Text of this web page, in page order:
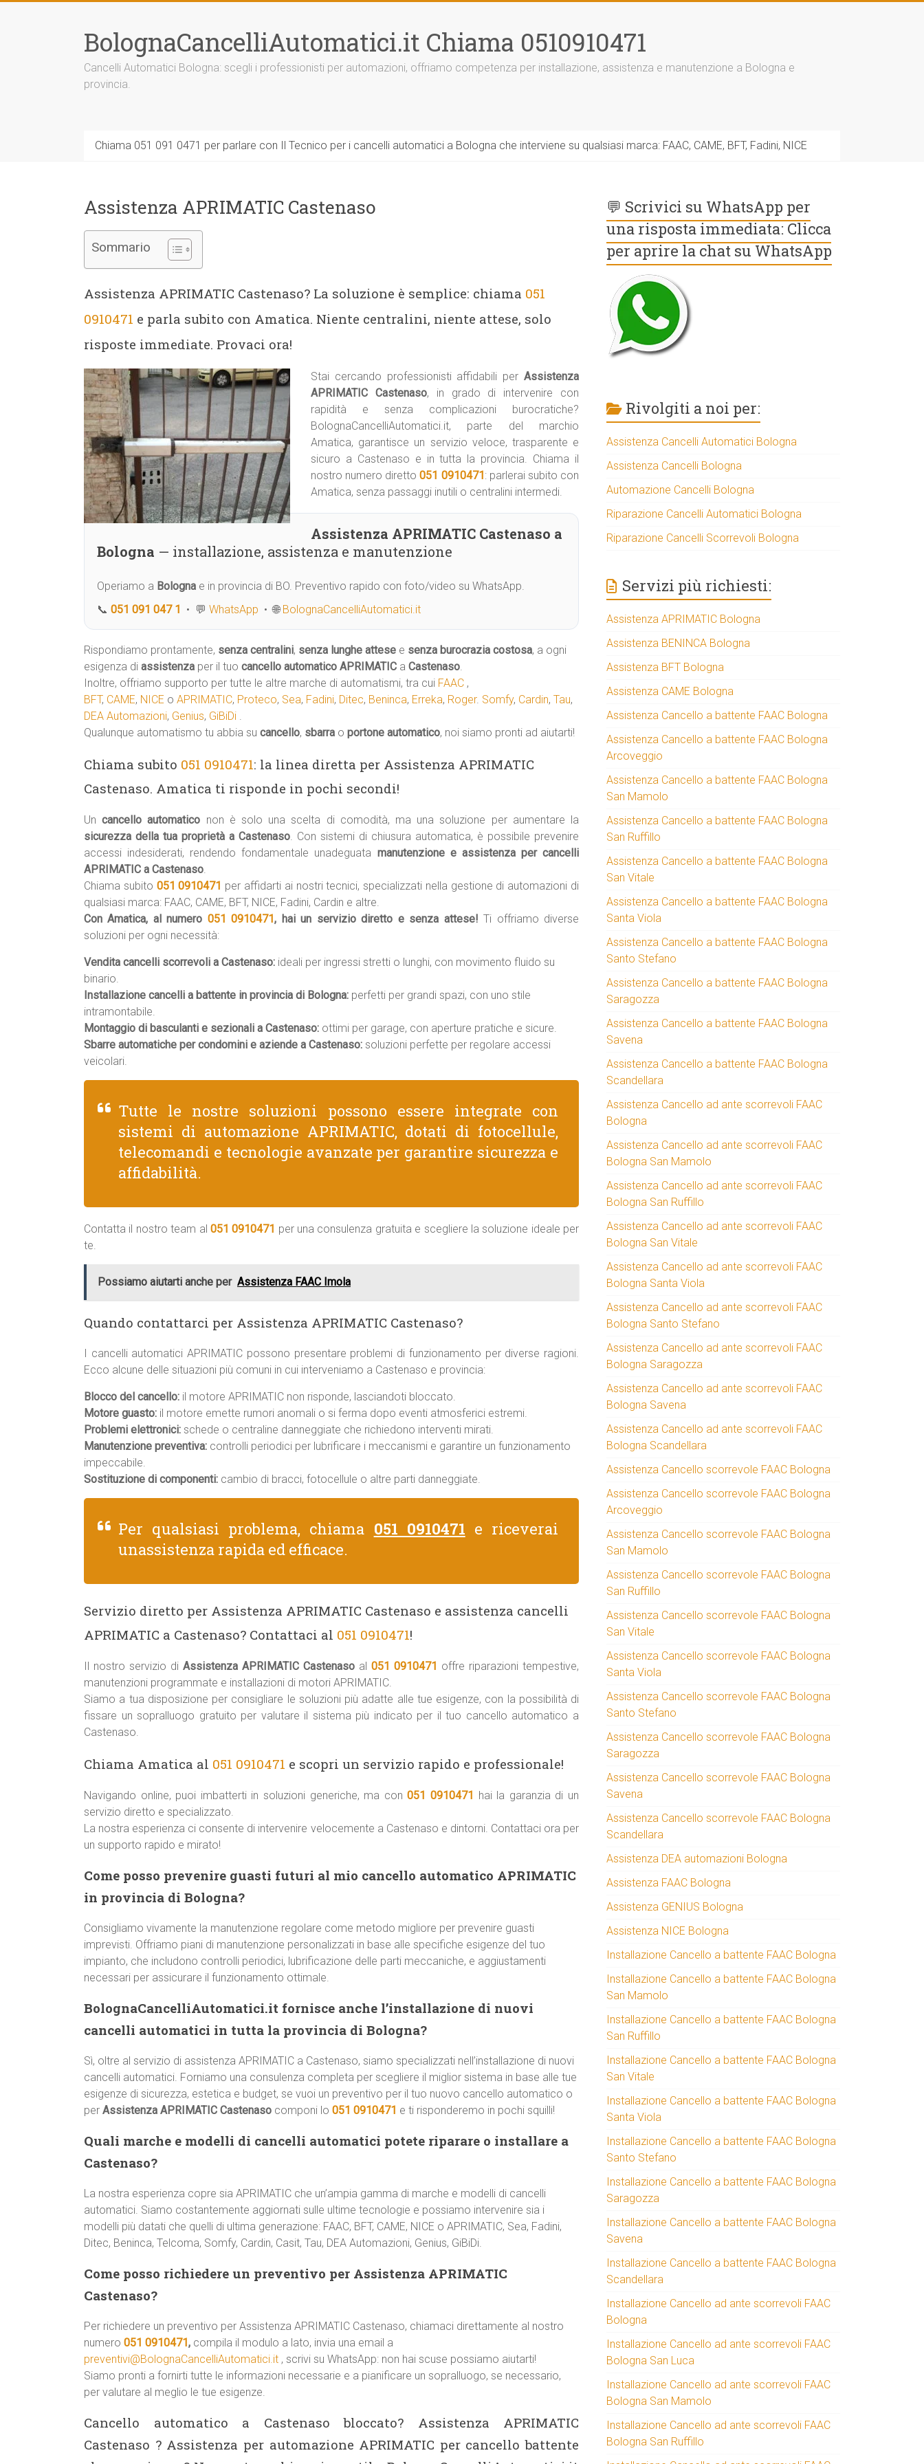
BolognaCancelliAutomatici.it Chiama 0510910471
Cancelli Automatici Bologna: scegli i professionisti per automazioni, offriamo competenza per installazione, assistenza e manutenzione a Bologna e
provincia.
Chiama 051 091 0471 per parlare con Il Tecnico per i cancelli automatici a Bologna che interviene su qualsiasi marca: FAAC, CAME, BFT, Fadini, NICE
Assistenza APRIMATIC Castenaso
Sommario
Assistenza APRIMATIC Castenaso? La soluzione è semplice: chiama 051
0910471 e parla subito con Amatica. Niente centralini, niente attese, solo
risposte immediate. Provaci ora!
Stai cercando professionisti affidabili per Assistenza
APRIMATIC Castenaso, in grado di intervenire con
rapidità e senza complicazioni burocratiche?
BolognaCancelliAutomatici.it, parte del marchio
Amatica, garantisce un servizio veloce, trasparente e
sicuro a Castenaso e in tutta la provincia. Chiama il
nostro numero diretto051 0910471: parlerai subito con
Amatica, senza passaggi inutili o centralini intermedi.
Assistenza APRIMATIC Castenaso a
Bologna — installazione, assistenza e manutenzione
Operiamo a Bologna e in provincia di BO. Preventivo rapido con foto/video su WhatsApp.
📞 051 091 047 1 • 💬 WhatsApp • 🌐 BolognaCancelliAutomatici.it
Rispondiamo prontamente, senza centralini, senza lunghe attese e senza burocrazia costosa, a ogni
esigenza di assistenza per il tuo cancello automatico APRIMATIC a Castenaso.
Inoltre, offriamo supporto per tutte le altre marche di automatismi, tra cui FAAC ,
BFT, CAME, NICE o APRIMATIC, Proteco, Sea, Fadini, Ditec, Beninca, Erreka, Roger. Somfy, Cardin, Tau,
DEA Automazioni, Genius, GiBiDi .
Qualunque automatismo tu abbia su cancello, sbarra o portone automatico, noi siamo pronti ad aiutarti!
Chiama subito 051 0910471: la linea diretta per Assistenza APRIMATIC
Castenaso. Amatica ti risponde in pochi secondi!
Uncancello automatico non è solo una scelta di comodità, ma una soluzione per aumentare la
sicurezza della tua proprietà a Castenaso. Con sistemi di chiusura automatica, è possibile prevenire
accessi indesiderati, rendendo fondamentale unadeguata manutenzione e assistenza per cancelli
APRIMATIC a Castenaso.
Chiama subito 051 0910471 per affidarti ai nostri tecnici, specializzati nella gestione di automazioni di
qualsiasi marca: FAAC, CAME, BFT, NICE, Fadini, Cardin e altre.
Con Amatica, al numero 051 0910471, hai un servizio diretto e senza attese! Ti offriamo diverse
soluzioni per ogni necessità:
Vendita cancelli scorrevoli a Castenaso: ideali per ingressi stretti o lunghi, con movimento fluido su
binario.
Installazione cancelli a battente in provincia di Bologna: perfetti per grandi spazi, con uno stile
intramontabile.
Montaggio di basculanti e sezionali a Castenaso: ottimi per garage, con aperture pratiche e sicure.
Sbarre automatiche per condomini e aziende a Castenaso: soluzioni perfette per regolare accessi
veicolari.
Tutte le nostre soluzioni possono essere integrate con
sistemi di automazione APRIMATIC, dotati di fotocellule,
telecomandi e tecnologie avanzate per garantire sicurezza e
affidabilità.
Contatta il nostro team al 051 0910471 per una consulenza gratuita e scegliere la soluzione ideale per
te.
Possiamo aiutarti anche per Assistenza FAAC Imola
Quando contattarci per Assistenza APRIMATIC Castenaso?
I cancelli automatici APRIMATIC possono presentare problemi di funzionamento per diverse ragioni.
Ecco alcune delle situazioni più comuni in cui interveniamo a Castenaso e provincia:
Blocco del cancello: il motore APRIMATIC non risponde, lasciandoti bloccato.
Motore guasto: il motore emette rumori anomali o si ferma dopo eventi atmosferici estremi.
Problemi elettronici: schede o centraline danneggiate che richiedono interventi mirati.
Manutenzione preventiva: controlli periodici per lubrificare i meccanismi e garantire un funzionamento
impeccabile.
Sostituzione di componenti: cambio di bracci, fotocellule o altre parti danneggiate.
Per qualsiasi problema, chiama 051 0910471 e riceverai
unassistenza rapida ed efficace.
Servizio diretto per Assistenza APRIMATIC Castenaso e assistenza cancelli
APRIMATIC a Castenaso? Contattaci al 051 0910471!
Il nostro servizio di Assistenza APRIMATIC Castenaso al 051 0910471 offre riparazioni tempestive,
manutenzioni programmate e installazioni di motori APRIMATIC.
Siamo a tua disposizione per consigliare le soluzioni più adatte alle tue esigenze, con la possibilità di
fissare un sopralluogo gratuito per valutare il sistema più indicato per il tuo cancello automatico a
Castenaso.
Chiama Amatica al 051 0910471 e scopri un servizio rapido e professionale!
Navigando online, puoi imbatterti in soluzioni generiche, ma con051 0910471 hai la garanzia di un
servizio diretto e specializzato.
La nostra esperienza ci consente di intervenire velocemente a Castenaso e dintorni. Contattaci ora per
un supporto rapido e mirato!
Come posso prevenire guasti futuri al mio cancello automatico APRIMATIC
in provincia di Bologna?
Consigliamo vivamente la manutenzione regolare come metodo migliore per prevenire guasti
imprevisti. Offriamo piani di manutenzione personalizzati in base alle specifiche esigenze del tuo
impianto, che includono controlli periodici, lubrificazione delle parti meccaniche, e aggiustamenti
necessari per assicurare il funzionamento ottimale.
BolognaCancelliAutomatici.it fornisce anche l’installazione di nuovi
cancelli automatici in tutta la provincia di Bologna?
Sì, oltre al servizio di assistenza APRIMATIC a Castenaso, siamo specializzati nell’installazione di nuovi
cancelli automatici. Forniamo una consulenza completa per scegliere il miglior sistema in base alle tue
esigenze di sicurezza, estetica e budget, se vuoi un preventivo per il tuo nuovo cancello automatico o
per Assistenza APRIMATIC Castenaso componi lo 051 0910471 e ti risponderemo in pochi squilli!
Quali marche e modelli di cancelli automatici potete riparare o installare a
Castenaso?
La nostra esperienza copre sia APRIMATIC che un’ampia gamma di marche e modelli di cancelli
automatici. Siamo costantemente aggiornati sulle ultime tecnologie e possiamo intervenire sia i
modelli più datati che quelli di ultima generazione: FAAC, BFT, CAME, NICE o APRIMATIC, Sea, Fadini,
Ditec, Beninca, Telcoma, Somfy, Cardin, Casit, Tau, DEA Automazioni, Genius, GiBiDi.
Come posso richiedere un preventivo per Assistenza APRIMATIC
Castenaso?
Per richiedere un preventivo per Assistenza APRIMATIC Castenaso, chiamaci direttamente al nostro
numero 051 0910471, compila il modulo a lato, invia una email a
preventivi@BolognaCancelliAutomatici.it , scrivi su WhatsApp: non hai scuse possiamo aiutarti!
Siamo pronti a fornirti tutte le informazioni necessarie e a pianificare un sopralluogo, se necessario,
per valutare al meglio le tue esigenze.
Cancello automatico a Castenaso bloccato? Assistenza APRIMATIC
Castenaso ? Assistenza per automazione APRIMATIC per cancello battente
💬 Scrivici su WhatsApp per
una risposta immediata: Clicca
per aprire la chat su WhatsApp
Rivolgiti a noi per:
Assistenza Cancelli Automatici Bologna
Assistenza Cancelli Bologna
Automazione Cancelli Bologna
Riparazione Cancelli Automatici Bologna
Riparazione Cancelli Scorrevoli Bologna
Servizi più richiesti:
Assistenza APRIMATIC Bologna
Assistenza BENINCA Bologna
Assistenza BFT Bologna
Assistenza CAME Bologna
Assistenza Cancello a battente FAAC Bologna
Assistenza Cancello a battente FAAC Bologna
Arcoveggio
Assistenza Cancello a battente FAAC Bologna
San Mamolo
Assistenza Cancello a battente FAAC Bologna
San Ruffillo
Assistenza Cancello a battente FAAC Bologna
San Vitale
Assistenza Cancello a battente FAAC Bologna
Santa Viola
Assistenza Cancello a battente FAAC Bologna
Santo Stefano
Assistenza Cancello a battente FAAC Bologna
Saragozza
Assistenza Cancello a battente FAAC Bologna
Savena
Assistenza Cancello a battente FAAC Bologna
Scandellara
Assistenza Cancello ad ante scorrevoli FAAC
Bologna
Assistenza Cancello ad ante scorrevoli FAAC
Bologna San Mamolo
Assistenza Cancello ad ante scorrevoli FAAC
Bologna San Ruffillo
Assistenza Cancello ad ante scorrevoli FAAC
Bologna San Vitale
Assistenza Cancello ad ante scorrevoli FAAC
Bologna Santa Viola
Assistenza Cancello ad ante scorrevoli FAAC
Bologna Santo Stefano
Assistenza Cancello ad ante scorrevoli FAAC
Bologna Saragozza
Assistenza Cancello ad ante scorrevoli FAAC
Bologna Savena
Assistenza Cancello ad ante scorrevoli FAAC
Bologna Scandellara
Assistenza Cancello scorrevole FAAC Bologna
Assistenza Cancello scorrevole FAAC Bologna
Arcoveggio
Assistenza Cancello scorrevole FAAC Bologna
San Mamolo
Assistenza Cancello scorrevole FAAC Bologna
San Ruffillo
Assistenza Cancello scorrevole FAAC Bologna
San Vitale
Assistenza Cancello scorrevole FAAC Bologna
Santa Viola
Assistenza Cancello scorrevole FAAC Bologna
Santo Stefano
Assistenza Cancello scorrevole FAAC Bologna
Saragozza
Assistenza Cancello scorrevole FAAC Bologna
Savena
Assistenza Cancello scorrevole FAAC Bologna
Scandellara
Assistenza DEA automazioni Bologna
Assistenza FAAC Bologna
Assistenza GENIUS Bologna
Assistenza NICE Bologna
Installazione Cancello a battente FAAC Bologna
Installazione Cancello a battente FAAC Bologna
San Mamolo
Installazione Cancello a battente FAAC Bologna
San Ruffillo
Installazione Cancello a battente FAAC Bologna
San Vitale
Installazione Cancello a battente FAAC Bologna
Santa Viola
Installazione Cancello a battente FAAC Bologna
Santo Stefano
Installazione Cancello a battente FAAC Bologna
Saragozza
Installazione Cancello a battente FAAC Bologna
Savena
Installazione Cancello a battente FAAC Bologna
Scandellara
Installazione Cancello ad ante scorrevoli FAAC
Bologna
Installazione Cancello ad ante scorrevoli FAAC
Bologna San Luca
Installazione Cancello ad ante scorrevoli FAAC
Bologna San Mamolo
Installazione Cancello ad ante scorrevoli FAAC
Bologna San Ruffillo